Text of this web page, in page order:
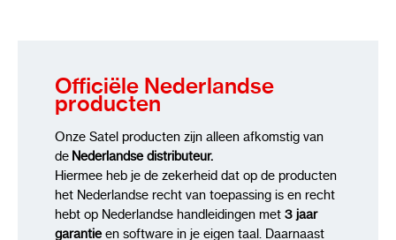
Officiële Nederlandse
producten
Onze Satel producten zijn alleen afkomstig van
de Nederlandse distributeur.
Hiermee heb je de zekerheid dat op de producten
het Nederlandse recht van toepassing is en recht
hebt op Nederlandse handleidingen met 3 jaar
garantieen software in je eigen taal. Daarnaast